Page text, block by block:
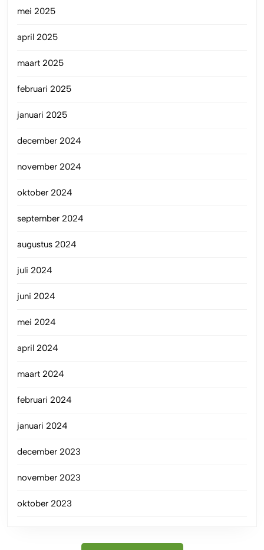
mei 2025
april 2025
maart 2025
februari 2025
januari 2025
december 2024
november 2024
oktober 2024
september 2024
augustus 2024
juli 2024
juni 2024
mei 2024
april 2024
maart 2024
februari 2024
januari 2024
december 2023
november 2023
oktober 2023